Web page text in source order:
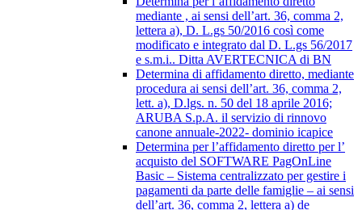
mediante , ai sensi dell’art. 36, comma 2,
lettera a), D. L.gs 50/2016 così come
modificato e integrato dal D. L.gs 56/2017
e s.m.i.. Ditta AVERTECNICA di BN
Determina di affidamento diretto, mediante
procedura ai sensi dell’art. 36, comma 2,
lett. a), D.lgs. n. 50 del 18 aprile 2016;
ARUBA S.p.A. il servizio di rinnovo
canone annuale-2022- dominio icapice
Determina per l’affidamento diretto per l’
acquisto del SOFTWARE PagOnLine
Basic – Sistema centralizzato per gestire i
pagamenti da parte delle famiglie – ai sensi
dell’art. 36, comma 2, lettera a) de